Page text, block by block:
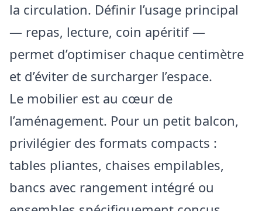
la circulation. Définir l’usage principal
— repas, lecture, coin apéritif —
permet d’optimiser chaque centimètre
et d’éviter de surcharger l’espace.
Le mobilier est au cœur de
l’aménagement. Pour un petit balcon,
privilégier des formats compacts :
tables pliantes, chaises empilables,
bancs avec rangement intégré ou